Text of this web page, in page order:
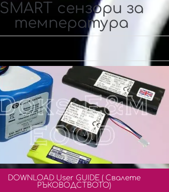
SMART сензори за
температура
DOWNLOAD User GUIDE ( Свалете
РЪКОВОДСТВОТО)